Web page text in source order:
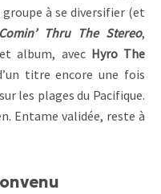
à se diversifier (et
Comin’ Thru The Stereo,
album, avec Hyro The
titre encore une fois
les plages du Pacifique.
Entame validée, reste à